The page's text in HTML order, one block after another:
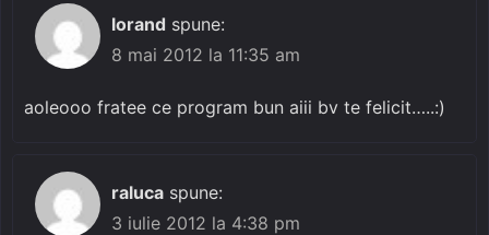
lorand spune:
8 mai 2012 la 11:35 am
aoleooo fratee ce program bun aiii bv te felicit…..:)
raluca spune:
3 iulie 2012 la 4:38 pm